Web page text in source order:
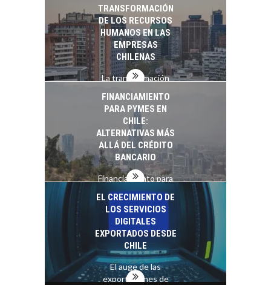
TRANSFORMACIÓN
DE LOS RECURSOS
HUMANOS EN LAS
EMPRESAS
CHILENAS
La transformación
recursos humanos en
las empresas…
FINANCIAMIENTO
PARA PYMES EN
CHILE:
ALTERNATIVAS MÁS
ALLÁ DEL CRÉDITO
BANCARIO
Financiamiento para
pymes en Chile:
alternativas que
trascienden el
crédito…
EL CRECIMIENTO DE
LOS SERVICIOS
DIGITALES
EXPORTADOS DESDE
CHILE
El auge de las
exportaciones de